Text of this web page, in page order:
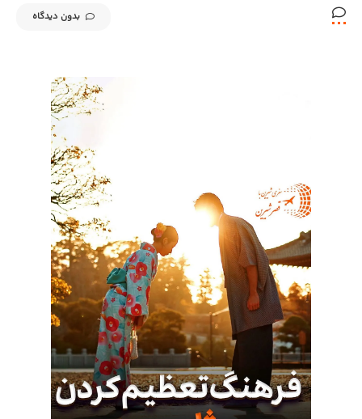
بدون دیدگاه